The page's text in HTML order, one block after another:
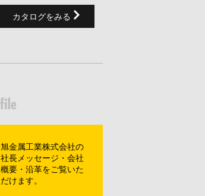
カタログをみる
旭金属工業株式会社の
社長メッセージ・会社
概要・沿革をご覧いた
だけます。